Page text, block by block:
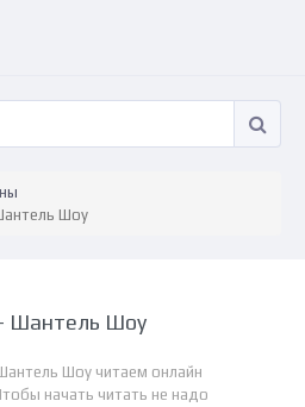
Шоу
- Шантель Шоу
Шоу читаем онлайн
начать читать не надо